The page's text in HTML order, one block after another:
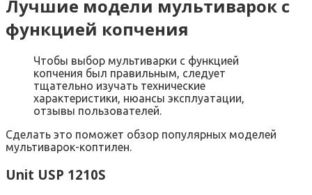
Лучшие модели мультиварок с
функцией копчения
Чтобы выбор мультиварки с функцией
копчения был правильным, следует
тщательно изучать технические
характеристики, нюансы эксплуатации,
отзывы пользователей.
Сделать это поможет обзор популярных моделей
мультиварок-коптилен.
Unit USP 1210S